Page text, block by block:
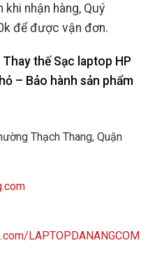
nhận hàng, Quý
để được vận đơn.
thế Sạc laptop HP
– Bảo hành sản phẩm
Thạch Thang, Quận
LAPTOPDANANGCOM